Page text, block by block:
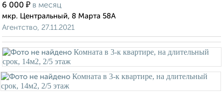
6 000 ₽ в месяц
мкр. Центральный, 8 Марта 58А
Агентство, 27.11.2021